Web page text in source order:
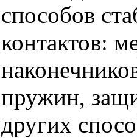
способов
контактов:
пружин,
других